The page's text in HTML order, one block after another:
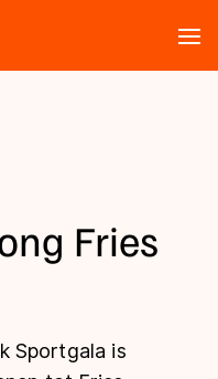
Fries
Sportgala is